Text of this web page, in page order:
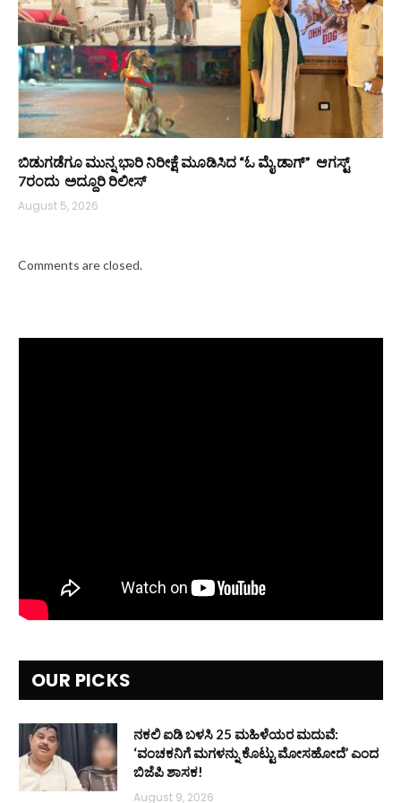
ಬಿಡುಗಡೆಗೂ ಮುನ್ನ ಭಾರಿ ನಿರೀಕ್ಷೆ ಮೂಡಿಸಿದ “ಓ ಮೈ ಡಾಗ್” ಆಗಸ್ಟ್
7ರಂದು ಅದ್ದೂರಿ ರಿಲೀಸ್
August 5, 2026
Comments are closed.
OUR PICKS
ನಕಲಿ ಐಡಿ ಬಳಸಿ 25 ಮಹಿಳೆಯರ ಮದುವೆ:
‘ವಂಚಕನಿಗೆ ಮಗಳನ್ನು ಕೊಟ್ಟು ಮೋಸಹೋದೆ’ ಎಂದ
ಬಿಜೆಪಿ ಶಾಸಕ!
August 9, 2026